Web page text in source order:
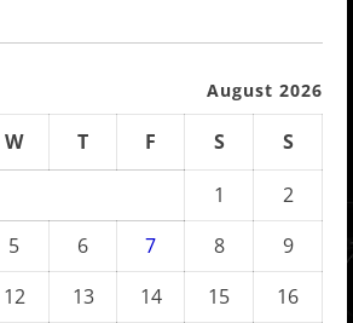
August 2026
W T F S
S
1
2
5 6 7 8
9
12 13 14 15
16